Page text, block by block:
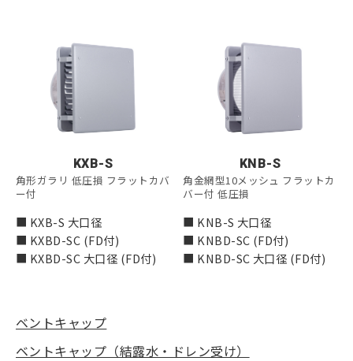
KXB-S
角形ガラリ 低圧損 フラットカバ
ー付
■ KXB-S 大口径
■ KXBD-SC (FD付)
■ KXBD-SC 大口径 (FD付)
KNB-S
角金網型10メッシュ フラットカ
バー付 低圧損
■ KNB-S 大口径
■ KNBD-SC (FD付)
■ KNBD-SC 大口径 (FD付)
ベントキャップ
ベントキャップ（結露水・ドレン受け）